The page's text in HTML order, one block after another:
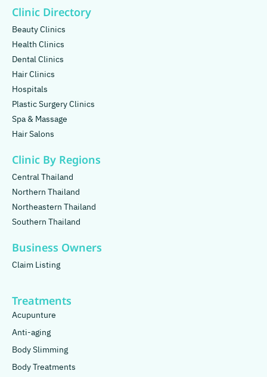
Clinic Directory
Beauty Clinics
Health Clinics
Dental Clinics
Hair Clinics
Hospitals
Plastic Surgery Clinics
Spa & Massage
Hair Salons
Clinic By Regions
Central Thailand
Northern Thailand
Northeastern Thailand
Southern Thailand
Business Owners
Claim Listing
Treatments
Acupunture
Anti-aging
Body Slimming
Body Treatments